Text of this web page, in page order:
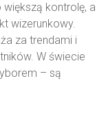
kontrolę, a
wizerunkowy.
za trendami i
W świecie
– są